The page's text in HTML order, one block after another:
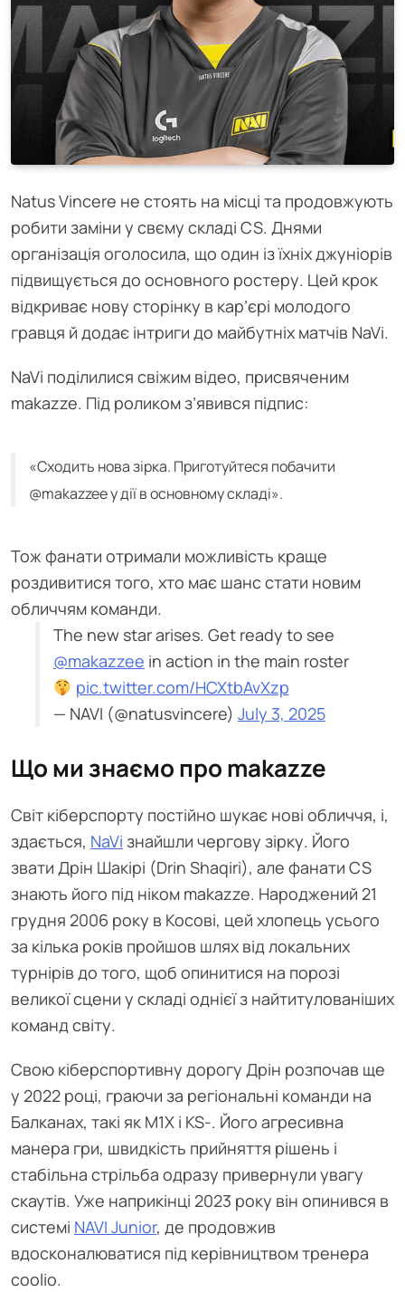
Natus Vincere не стоять на місці та продовжують
робити заміни у свєму складі CS. Днями
організація оголосила, що один із їхніх джуніорів
підвищується до основного ростеру. Цей крок
відкриває нову сторінку в кар’єрі молодого
гравця й додає інтриги до майбутніх матчів NaVi.
NaVi поділилися свіжим відео, присвяченим
makazze. Під роликом з’явився підпис:
«Сходить нова зірка. Приготуйтеся побачити
@makazzee у дії в основному складі».
Тож фанати отримали можливість краще
роздивитися того, хто має шанс стати новим
обличчям команди.
The new star arises. Get ready to see
@makazzee in action in the main roster
pic.twitter.com/HCXtbAvXzp
— NAVI (@natusvincere) July 3, 2025
Що ми знаємо про makazze
Світ кіберспорту постійно шукає нові обличчя, і,
здається, NaVi знайшли чергову зірку. Його
звати Дрін Шакірі (Drin Shaqiri), але фанати CS
знають його під ніком makazze. Народжений 21
грудня 2006 року в Косові, цей хлопець усього
за кілька років пройшов шлях від локальних
турнірів до того, щоб опинитися на порозі
великої сцени у складі однієї з найтитулованіших
команд світу.
Свою кіберспортивну дорогу Дрін розпочав ще
у 2022 році, граючи за регіональні команди на
Балканах, такі як M1X і KS-. Його агресивна
манера гри, швидкість прийняття рішень і
стабільна стрільба одразу привернули увагу
скаутів. Уже наприкінці 2023 року він опинився в
системі NAVI Junior, де продовжив
вдосконалюватися під керівництвом тренера
coolio.